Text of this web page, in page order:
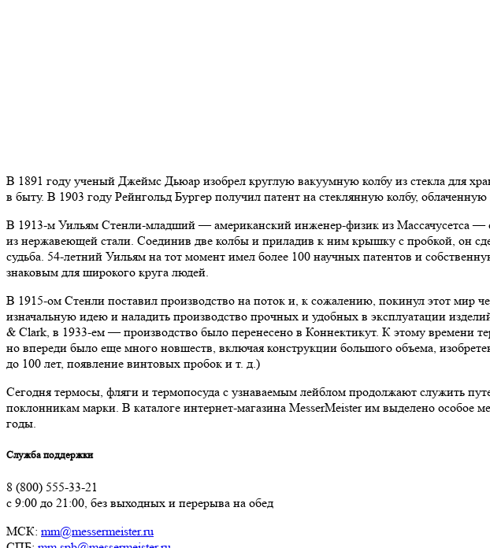
В 1891 году ученый Джеймс Дьюар изобрел круглую вакуумную колбу из стекла для
в быту. В 1903 году Рейнгольд Бургер получил патент на стеклянную колбу,
В 1913-м Уильям Стенли-младший — американский инженер-физик из Массачусетса —
из нержавеющей стали. Соединив две колбы и приладив к ним крышку с пробкой, он
судьба. 54-летний Уильям на тот момент имел более 100 научных патентов и
знаковым для широкого круга людей.
В 1915-ом Стенли поставил производство на поток и, к сожалению, покинул этот мир
изначальную идею и наладить производство прочных и удобных в эксплуатации
& Clark, в 1933-ем — производство было перенесено в Коннектикут. К этому времени
но впереди было еще много новшеств, включая конструкции большого объема,
до 100 лет, появление винтовых пробок и т. д.)
Сегодня термосы, фляги и термопосуда с узнаваемым лейблом продолжают служить
поклонникам марки. В каталоге интернет-магазина MesserMeister им выделено
годы.
Служба поддержки
8 (800) 555-33-21
с 9:00 до 21:00, без выходных и перерыва на обед
МСК: mm@messermeister.ru